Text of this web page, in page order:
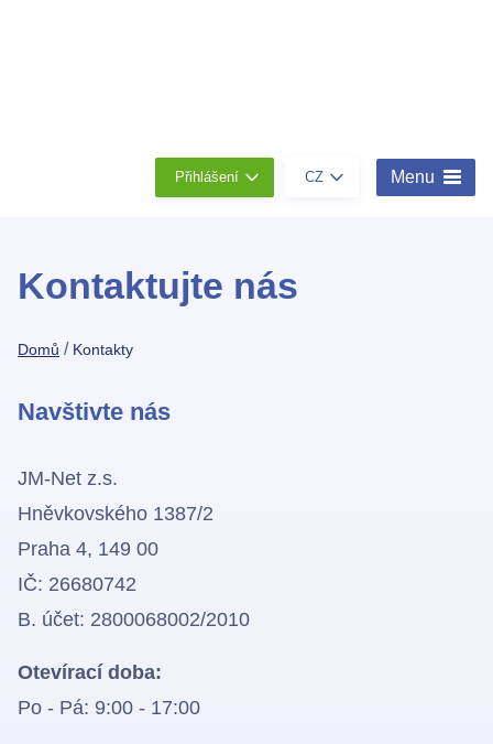
Přihlášení CZ Menu
Kontaktujte nás
Domů / Kontakty
Navštivte nás
JM-Net z.s.
Hněvkovského 1387/2
Praha 4, 149 00
IČ: 26680742
B. účet: 2800068002/2010
Otevírací doba:
Po - Pá: 9:00 - 17:00